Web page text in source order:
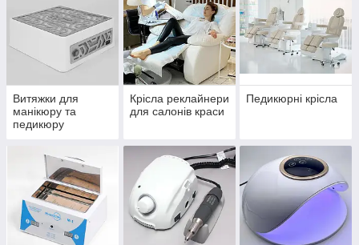
Витяжки для
манікюру та
педикюру
Крісла реклайнери
для салонів краси
Педикюрні крісла